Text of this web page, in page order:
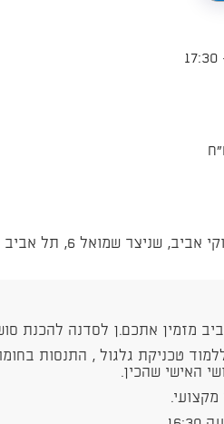
17:30
שניצר שמואל 6, תל אביב - יפו
מזמין אתכם.ן לסדנה להכנת
טכניקת גלגול , התנסות
האישי שהכין.
מקצועי.